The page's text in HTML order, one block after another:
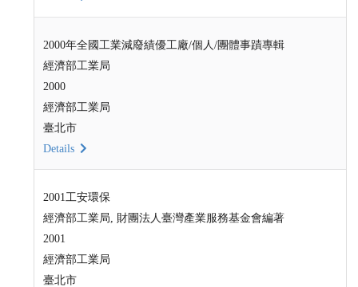
2000年全國工業減廢績優工廠/個人/團體事蹟專輯
經濟部工業局
2000
經濟部工業局
臺北市
Details
2001工安環保
經濟部工業局, 財團法人臺灣產業服務基金會編著
2001
經濟部工業局
臺北市